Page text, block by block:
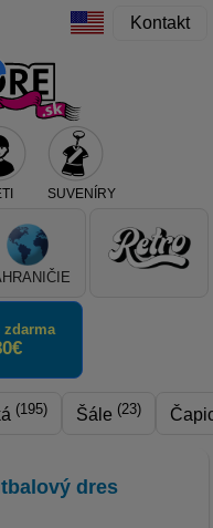
Kontakt
SUVENÍRY
typ výrobku
zdarma
(195) Šále (23)
dres